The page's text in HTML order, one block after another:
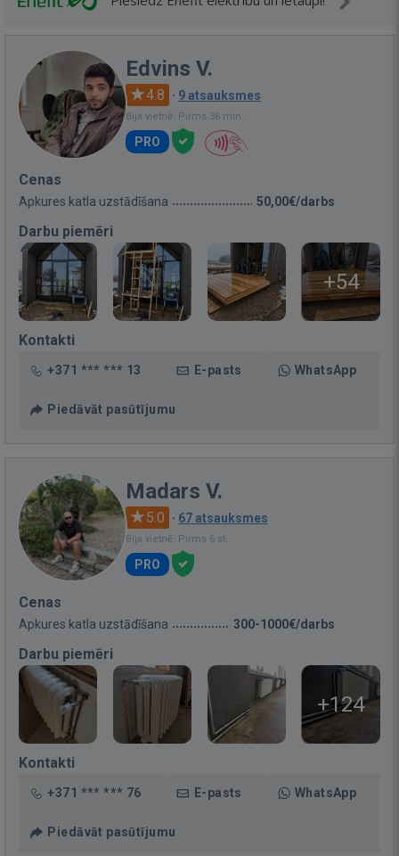
Edvins V.
4.8 · 9 atsauksmes
Bija vietnē: Pirms 36 min.
PRO
Cenas
Apkures katla uzstādīšana 50,00€/darbs
Darbu piemēri
+54
Kontakti
+371 *** *** 13 E-pasts WhatsApp
Piedāvāt pasūtījumu
Madars V.
5.0 · 67 atsauksmes
Bija vietnē: Pirms 6 st.
PRO
Cenas
Apkures katla uzstādīšana 300-1000€/darbs
Darbu piemēri
+124
Kontakti
+371 *** *** 76 E-pasts WhatsApp
Piedāvāt pasūtījumu